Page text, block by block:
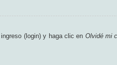
(login) y haga clic en Olvidé mi